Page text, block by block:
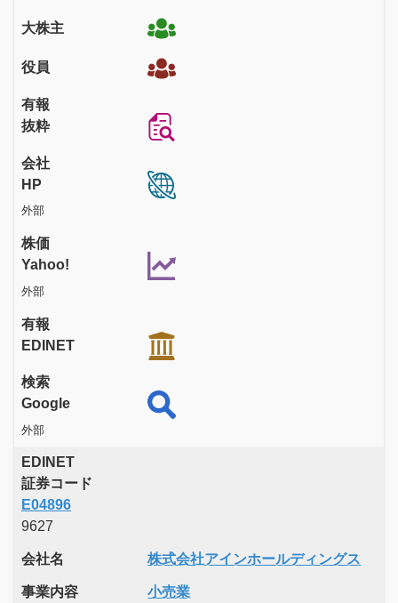
大株主
役員
有報
抜粋
会社
HP
外部
株価
Yahoo!
外部
有報
EDINET
検索
Google
外部
EDINET
証券コード
E04896
9627
会社名 株式会社アインホールディングス
事業内容 小売業